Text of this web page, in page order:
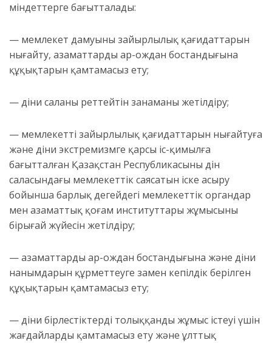
міндеттерге бағытталады:
— мемлекет дамуының зайырлылық қағидаттарын
нығайту, азаматтардың ар-ождан бостандығына
құқықтарын қамтамасыз ету;
— діни саланы реттейтін заңнаманы жетілдіру;
— мемлекеттің зайырлылық қағидаттарын нығайтуға
және діни экстремизмге қарсы іс-қимылға
бағытталған Қазақстан Республикасының дін
саласындағы мемлекеттік саясатын іске асыру
бойынша барлық деңгейдегі мемлекеттік органдар
мен азаматтық қоғам институттары жұмысының
бірыңғай жүйесін жетілдіру;
— азаматтардың ар-ождан бостандығына және діни
нанымдарын құрметтеуге заңмен кепілдік берілген
құқықтарын қамтамасыз ету;
— діни бірлестіктердің толыққанды жұмыс істеуі үшін
жағдайларды қамтамасыз ету және ұлттық